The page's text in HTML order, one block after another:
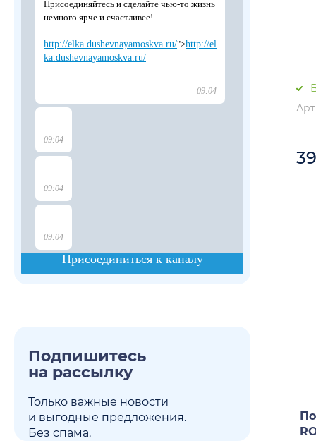
Подпишитесь
на рассылку
Только важные новости
и выгодные предложения.
Без спама.